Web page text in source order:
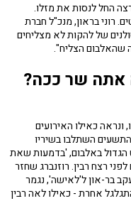
החל לנסות את מזלו.
רוני בראון, מנכ"ל חברת
1, בדרך כלל סולנים של להקות לא מצליחים
שהאלבום הצליח".
אתה שר ככה?
כאילו האירועים
השתלבו בשיריו
הגדול באלבום, 'בדמעות שאת
1995, מספר ימים לפני רצח רבין. רוזנברג שחזר
בר-און ל'לאישה', נגמר
אחרת - כאילו לאה רבין